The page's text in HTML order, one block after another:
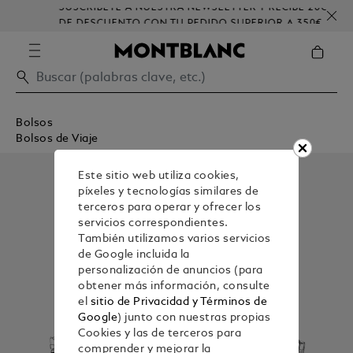
SUSCRÍBETE A NUESTRA NEWSLETTER Y RECIBE 20€
DE DESCUENTO CON TU PEDIDO SUPERIOR A 350€
Bolsos
Bolsos de Viaje
Este sitio web utiliza cookies,
píxeles y tecnologías similares de
terceros para operar y ofrecer los
servicios correspondientes.
También utilizamos varios servicios
de Google incluida la
personalización de anuncios (para
obtener más información, consulte
el sitio de Privacidad y Términos de
Google) junto con nuestras propias
Cookies y las de terceros para
comprender y mejorar la